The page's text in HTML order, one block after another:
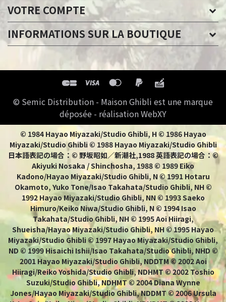
VOTRE COMPTE
INFORMATIONS SUR LA BOUTIQUE
© Semic Distribution - Maison Ghibli est une marque
déposée - réalisation WebXY
© 1984 Hayao Miyazaki/Studio Ghibli, H © 1986 Hayao
Miyazaki/Studio Ghibli © 1988 Hayao Miyazaki/Studio Ghibli
日本語表記の場合：© 野坂昭如／新潮社,1988 英語表記の場合：©
Akiyuki Nosaka / Shinchosha, 1988 © 1989 Eiko
Kadono/Hayao Miyazaki/Studio Ghibli, N © 1991 Hotaru
Okamoto, Yuko Tone/Isao Takahata/Studio Ghibli, NH ©
1992 Hayao Miyazaki/Studio Ghibli, NN © 1993 Saeko
Himuro/Keiko Niwa/Studio Ghibli, N © 1994 Isao
Takahata/Studio Ghibli, NH © 1995 Aoi Hiiragi,
Shueisha/Hayao Miyazaki/Studio Ghibli, NH © 1995 Hayao
Miyazaki/Studio Ghibli © 1997 Hayao Miyazaki/Studio Ghibli,
ND © 1999 Hisaichi Ishii/Isao Takahata/Studio Ghibli, NHD ©
2001 Hayao Miyazaki/Studio Ghibli, NDDTM © 2002 Aoi
Hiiragi/Reiko Yoshida/Studio Ghibli, NDHMT © 2002 Toshio
Suzuki/Studio Ghibli, NDHMT © 2004 Diana Wynne
Jones/Hayao Miyazaki/Studio Ghibli, NDDMT © 2006 Ursula